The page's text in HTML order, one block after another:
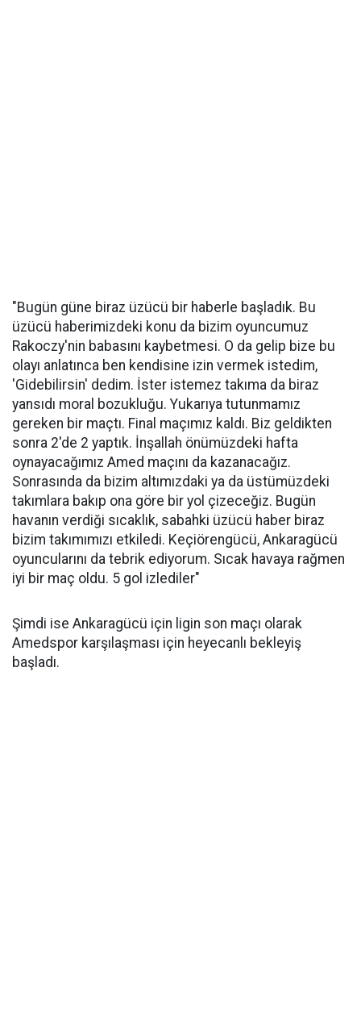
"Bugün güne biraz üzücü bir haberle başladık. Bu
üzücü haberimizdeki konu da bizim oyuncumuz
Rakoczy'nin babasını kaybetmesi. O da gelip bize bu
olayı anlatınca ben kendisine izin vermek istedim,
'Gidebilirsin' dedim. İster istemez takıma da biraz
yansıdı moral bozukluğu. Yukarıya tutunmamız
gereken bir maçtı. Final maçımız kaldı. Biz geldikten
sonra 2'de 2 yaptık. İnşallah önümüzdeki hafta
oynayacağımız Amed maçını da kazanacağız.
Sonrasında da bizim altımızdaki ya da üstümüzdeki
takımlara bakıp ona göre bir yol çizeceğiz. Bugün
havanın verdiği sıcaklık, sabahki üzücü haber biraz
bizim takımımızı etkiledi. Keçiörengücü, Ankaragücü
oyuncularını da tebrik ediyorum. Sıcak havaya rağmen
iyi bir maç oldu. 5 gol izlediler"
Şimdi ise Ankaragücü için ligin son maçı olarak
Amedspor karşılaşması için heyecanlı bekleyiş
başladı.